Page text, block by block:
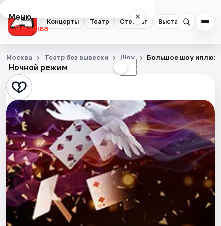
Концерты Театр Стендап Выставки
Меню ×
Москва
Концерты
Театр
Стендап
Выставки
Квесты
Экскурсии
Спорт
События
Ночной режим ☾
Москва Театр без вывески Шоу Большое шоу